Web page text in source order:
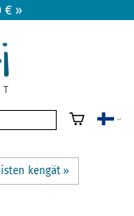
€ »
kengät ‪»